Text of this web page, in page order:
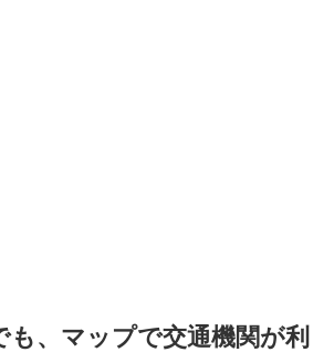
も、マップで交通機関が利